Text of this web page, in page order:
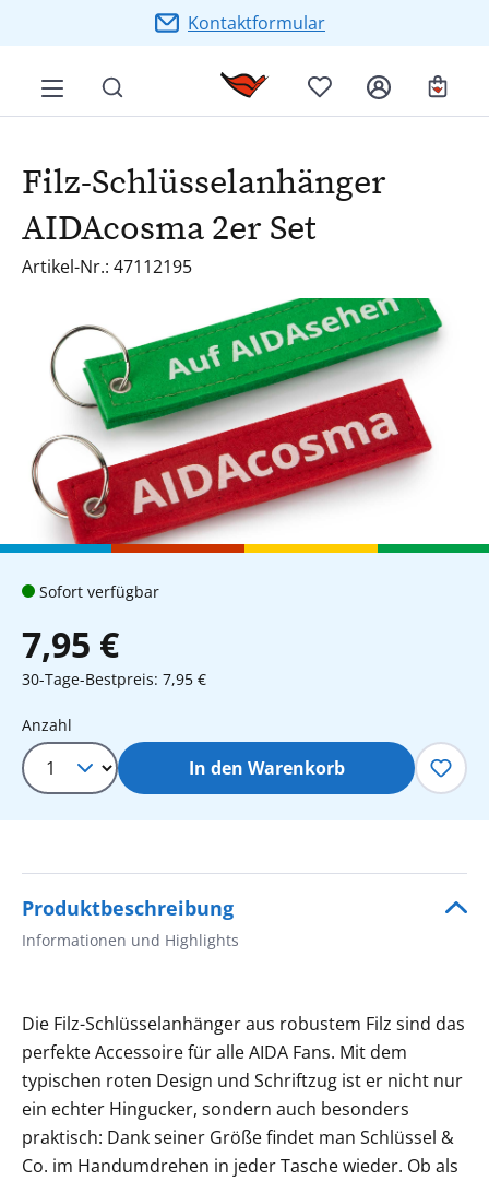
Zum Hauptinhalt springenKontaktformular
Filz-Schlüsselanhänger
AIDAcosma 2er Set
Artikel-Nr.: 47112195
Bildergalerie überspringen
Sofort verfügbar
7,95 €
30-Tage-Bestpreis: 7,95 €
Produkt Anzahl: Gib den
Anzahl
In den Warenkorb
Produktbeschreibung
Informationen und Highlights
Die Filz-Schlüsselanhänger aus robustem Filz sind das
perfekte Accessoire für alle AIDA Fans. Mit dem
typischen roten Design und Schriftzug ist er nicht nur
ein echter Hingucker, sondern auch besonders
praktisch: Dank seiner Größe findet man Schlüssel &
Co. im Handumdrehen in jeder Tasche wieder. Ob als